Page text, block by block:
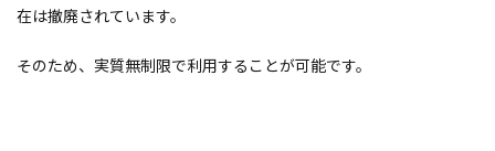
在は撤廃されています。
そのため、実質無制限で利用することが可能です。